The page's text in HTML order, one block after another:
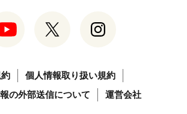
個人情報取り扱い規約
の外部送信について
運営会社